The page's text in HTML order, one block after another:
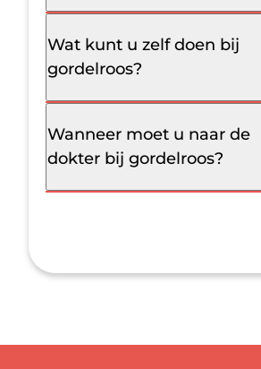
Wat kunt u zelf doen bij
gordelroos?
Wanneer moet u naar de
dokter bij gordelroos?